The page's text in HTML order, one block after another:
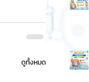
ดูทั้งหมด